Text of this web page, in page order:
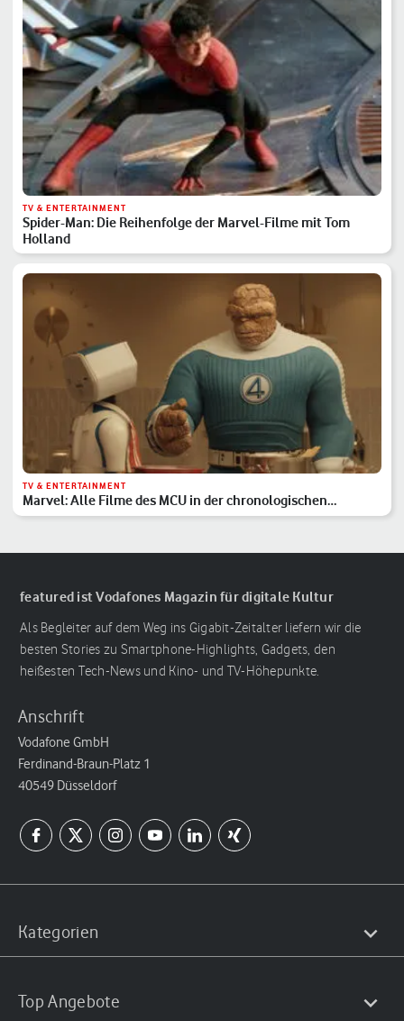
TV & ENTERTAINMENT
Spider-Man: Die Reihenfolge der Marvel-Filme mit Tom
Holland
TV & ENTERTAINMENT
Marvel: Alle Filme des MCU in der chronologischen
Reihenfolge
featured ist Vodafones Magazin für digitale Kultur
Als Begleiter auf dem Weg ins Gigabit-Zeitalter liefern wir die
besten Stories zu Smartphone-Highlights, Gadgets, den
heißesten Tech-News und Kino- und TV-Höhepunkte.
Anschrift
Vodafone GmbH
Ferdinand-Braun-Platz 1
40549 Düsseldorf
Kategorien
Top Angebote